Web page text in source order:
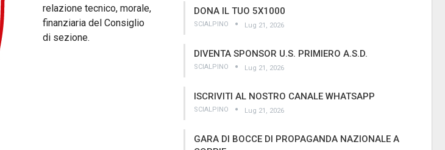
relazione tecnico, morale,
finanziaria del Consiglio
di sezione.
DONA IL TUO 5X1000
SCIALPINO Lug 21, 2026
DIVENTA SPONSOR U.S. PRIMIERO A.S.D.
SCIALPINO Lug 21, 2026
ISCRIVITI AL NOSTRO CANALE WHATSAPP
SCIALPINO Lug 21, 2026
GARA DI BOCCE DI PROPAGANDA NAZIONALE A